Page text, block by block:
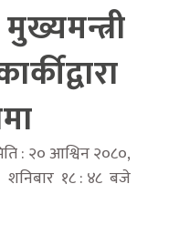
: २० आश्विन २०८०,
शनिबार १८ : ४८ बजे